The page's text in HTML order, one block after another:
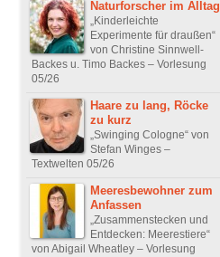
Naturforscher im Alltag
„Kinderleichte
Experimente für draußen“
von Christine Sinnwell-
Backes u. Timo Backes – Vorlesung
05/26
Haare zu lang, Röcke
zu kurz
„Swinging Cologne“ von
Stefan Winges –
Textwelten 05/26
Meeresbewohner zum
Anfassen
„Zusammenstecken und
Entdecken: Meerestiere“
von Abigail Wheatley – Vorlesung